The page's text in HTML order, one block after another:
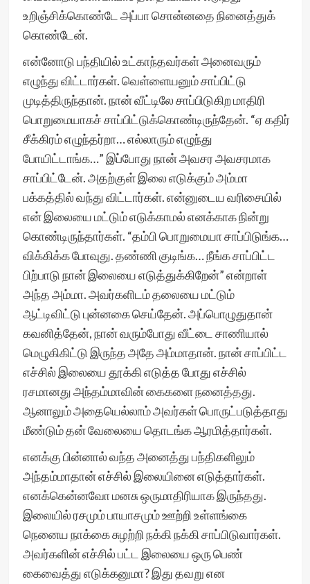
உறிஞ்சிக்கொண்டே அப்பா சொன்னதை நினைத்துக்
கொண்டேன்.
என்னோடு பந்தியில் உட்காந்தவர்கள் அனைவரும்
எழுந்து விட்டார்கள். வெள்ளையனும் சாப்பிட்டு
முடித்திருந்தான். நான் வீட்டிலே சாப்பிடுகிற மாதிரி
பொறுமையாகச் சாப்பிட்டுக்கொண்டிருந்தேன். “ஏ கதிர்
சீக்கிரம் எழுந்தர்றா… எல்லாரும் எழுந்து
போயிட்டாங்க…” இப்போது நான் அவசர அவசரமாக
சாப்பிட்டேன். அதற்குள் இலை எடுக்கும் அம்மா
பக்கத்தில் வந்து விட்டார்கள். என்னுடைய வரிசையில்
என் இலையை மட்டும் எடுக்காமல் எனக்காக நின்று
கொண்டிருந்தார்கள். “தம்பி பொறுமையா சாப்பிடுங்க…
விக்கிக்க போவுது. தண்ணி குடிங்க… நீங்க சாப்பிட்ட
பிற்பாடு நான் இலையை எடுத்துக்கிறேன்” என்றாள்
அந்த அம்மா. அவர்களிடம் தலையை மட்டும்
ஆட்டிவிட்டு புன்னகை செய்தேன். அப்பொழுதுதான்
கவனித்தேன், நான் வரும்போது வீட்டை சாணியால்
மெழுகிகிட்டு இருந்த அதே அம்மாதான். நான் சாப்பிட்ட
எச்சில் இலையை தூக்கி எடுத்த போது எச்சில்
ரசமானது அந்தம்மாவின் கைகளை நனைத்தது.
ஆனாலும் அதையெல்லாம் அவர்கள் பொருட்படுத்தாது
மீண்டும் தன் வேலையை தொடங்க ஆரமித்தார்கள்.
எனக்கு பின்னால் வந்த அனைத்து பந்திகளிலும்
அந்தம்மாதான் எச்சில் இலையினை எடுத்தார்கள்.
எனக்கென்னவோ மனசு ஒருமாதிரியாக இருந்தது.
இலையில் ரசமும் பாயாசமும் ஊற்றி உள்ளங்கை
நெனைய நாக்கை சுழற்றி நக்கி நக்கி சாப்பிடுவார்கள்.
அவர்களின் எச்சில் பட்ட இலையை ஒரு பெண்
கைவைத்து எடுக்கனுமா? இது தவறு என